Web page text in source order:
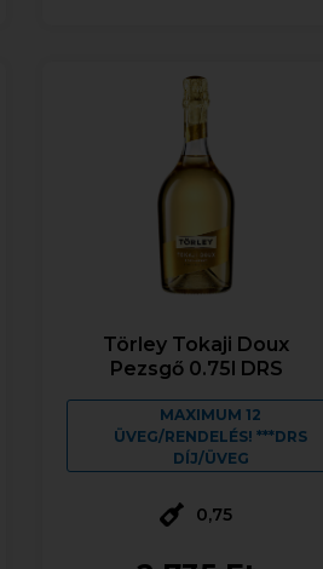
Törley Tokaji Doux
Pezsgő 0.75l DRS
MAXIMUM 12
ÜVEG/RENDELÉS! ***DRS
DÍJ/ÜVEG
0,75